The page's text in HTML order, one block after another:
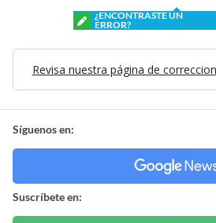
¿ENCONTRASTE UN
ERROR?
Revisa nuestra página de
Síguenos en:
Suscríbete en: